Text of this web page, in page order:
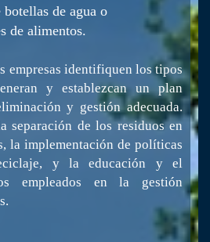
botellas de agua o
de alimentos.
empresas identifiquen los tipos
y establezcan un plan
y gestión adecuada.
separación de los residuos en
la implementación de políticas
y la educación y el
empleados en la gestión